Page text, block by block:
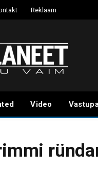
Reklaam
Video